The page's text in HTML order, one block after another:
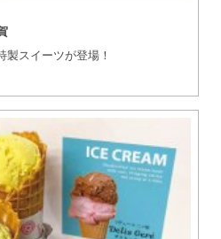
製スイーツが登場！